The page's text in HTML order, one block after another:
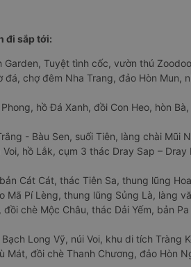
đi sắp tới:
Garden, Tuyệt tình cốc, vườn thú
đá, chợ đêm Nha Trang, đảo Hòn Mun,
hồ Đá Xanh, đồi Con Heo, hòn
- Bàu Sen, suối Tiên, làng chài Mũi
hồ Lắk, cụm 3 thác Dray Sap – Dray
Cát Cát, thác Tiên Sa, thung lũng
Pí Lèng, thung lũng Sủng Là, làng
chè Mộc Châu, thác Dải Yếm, bản
Long Vỹ, núi Voi, khu di tích Tràng
Mát, đồi chè Thanh Chương, đảo Hòn